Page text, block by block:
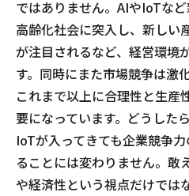
ではありません。AIやIoTな
高齢化社会に突入し、新しい
が注目されるなど、経営環境
す。同時にまた市場競争は激
これまで以上に合理性と生産
要になっています。どうした
IoTが入ってきても企業競争
ることには変わりません。敢
や経済性という視点だけでは